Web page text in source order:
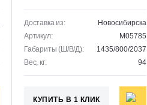
Доставка из:
Новосибирска
Артикул:
M05785
Габариты (Ш/В/Д):
1435/800/2037
Вес, кг:
94
КУПИТЬ В 1 КЛИК